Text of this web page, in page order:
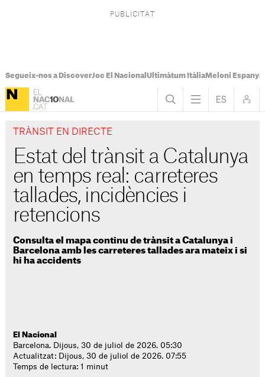
Segueix-nos a DiscoverJoc El Nacional Ultimàtum ItàliaMeloni Espanya
TRÀNSIT EN DIRECTE
Estat del trànsit a Catalunya
en temps real: carreteres
tallades, incidències i
retencions
Consulta el mapa continu de trànsit a Catalunya i
Barcelona amb les carreteres tallades ara mateix i si
hi ha accidents
El Nacional
Barcelona. Dijous, 30 de juliol de 2026. 05:30
Actualitzat: Dijous, 30 de juliol de 2026. 07:55
Temps de lectura: 1 minut